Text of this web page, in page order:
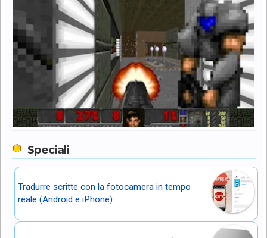
Speciali
Tradurre scritte con la fotocamera in tempo
reale (Android e iPhone)